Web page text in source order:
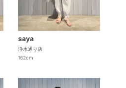
saya
浄水通り店
162cm